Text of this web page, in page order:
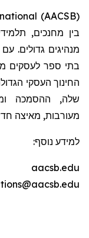
(AACSB)
בין מחנכים,
בתי ספר לעסקים
החינוך העסקי
שלה, ההסמכה
מעורבות, מאיצה
למידע נוסף:
aacsb.edu